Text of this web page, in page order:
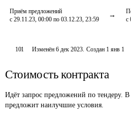
Приём предложений
с 29.11.23, 00:00 по 03.12.23, 23:59
с
101 Изменён6 дек 2023. Создан 1 янв 1
Стоимость контракта
Идёт запрос предложений по тендеру. В
предложит наилучшие условия.